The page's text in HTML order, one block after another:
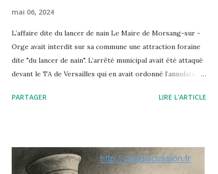
mai 06, 2024
L’affaire dite du lancer de nain Le Maire de Morsang-sur -
Orge avait interdit sur sa commune une attraction foraine
dite "du lancer de nain". L’arrêté municipal avait été attaqué
devant le TA de Versailles qui en avait ordonné l’annulation.
en insérant la dignité de la personne humaine à la liste des
de ces principes dégagés par la jurisprudence
administrative ou constitutionnelle. Le paradoxe de cette
PARTAGER LIRE L'ARTICLE